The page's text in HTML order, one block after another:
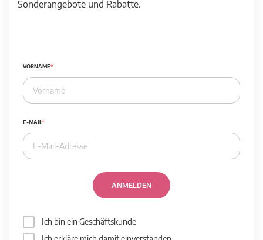
Sonderangebote und Rabatte.
VORNAME
E-MAIL
ANMELDEN
Ich bin ein Geschäftskunde